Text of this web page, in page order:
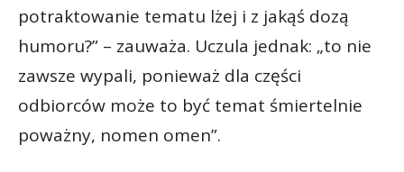
potraktowanie tematu lżej i z jakąś dozą
humoru?” – zauważa. Uczula jednak: „to nie
zawsze wypali, ponieważ dla części
odbiorców może to być temat śmiertelnie
poważny, nomen omen”.